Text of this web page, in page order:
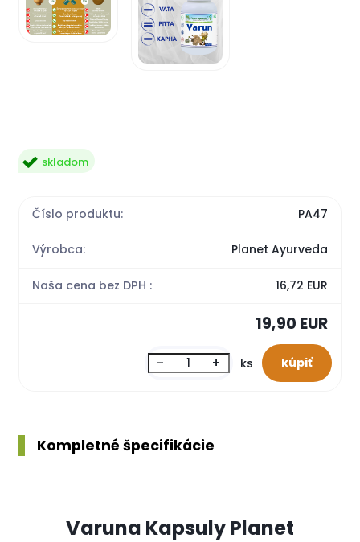
skladom
Číslo produktu: PA47
Výrobca: Planet Ayurveda
Naša cena bez DPH : 16,72 EUR
19,90 EUR
- + ks
Kompletné špecifikácie
Varuna Kapsuly Planet